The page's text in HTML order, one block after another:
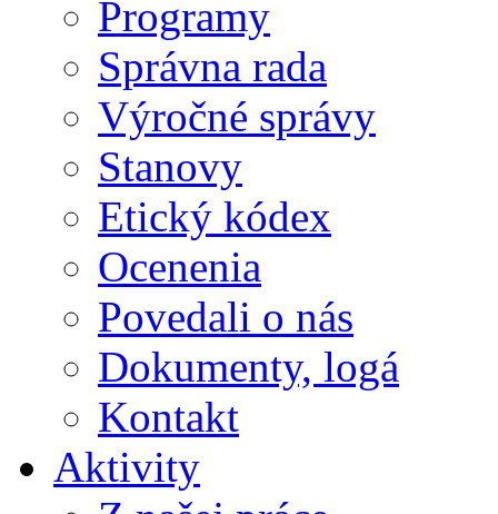
Programy
Správna rada
Výročné správy
Stanovy
Etický kódex
Ocenenia
Povedali o nás
Dokumenty, logá
Kontakt
Aktivity